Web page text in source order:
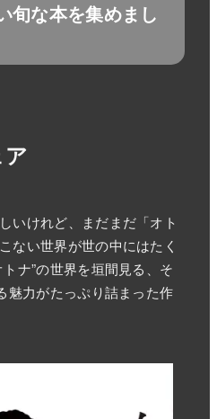
旬な本を集めまし
いけれど、まだまだ「オト
ない世界が世の中にはたく
ナ”の世界を垣間見る、そ
魅力がたっぷり詰まった作